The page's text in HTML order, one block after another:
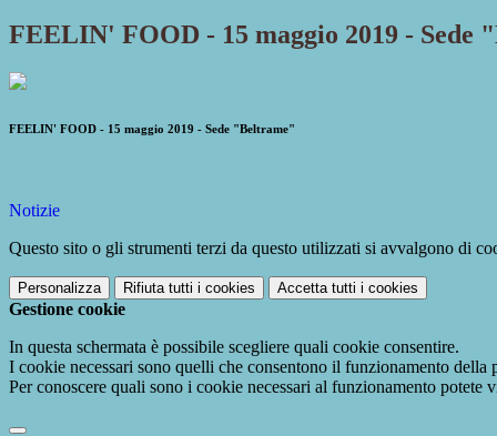
FEELIN' FOOD - 15 maggio 2019 - Sede
FEELIN' FOOD - 15 maggio 2019 - Sede "Beltrame"
Notizie
Questo sito o gli strumenti terzi da questo utilizzati si avvalgono di
Personalizza Rifiuta tutti i cookies Accetta tutti i cookies
Gestione cookie
In questa schermata è possibile scegliere quali cookie consentire.
I cookie necessari sono quelli che consentono il funzionamento
Per conoscere quali sono i cookie necessari al funzionamento potete